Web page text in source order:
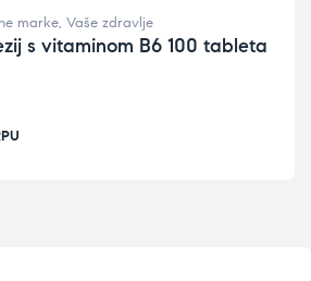
marke, Vaše zdravlje
s vitaminom B6 100 tableta